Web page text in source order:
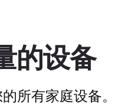
的设备
所有家庭设备。